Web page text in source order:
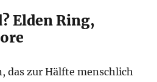
Elden Ring,
das zur Hälfte menschlich